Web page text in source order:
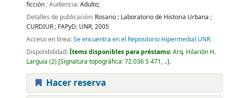
ficción ; Audiencia:Adulto;
Detalles de publicación: Rosario : Laboratorio de Historia Urbana ;
CURDIUR ; FAPyD. UNR,2005
Acceso en línea:Se encuentra en el Repositorio Hipermedial UNR
Disponibilidad:Ítems disponibles para préstamo:Arq. Hilarión H.
Larguia (2) Signatura topográfica:72.036 S 471, .. .
Hacer reserva